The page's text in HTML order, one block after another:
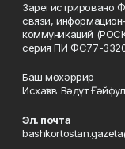
Зарегистрировано
связи,
коммуникаций
серия ПИ ФС77-
Баш мөхәррир
Исхаҡов Вәдүт
Эл. почта